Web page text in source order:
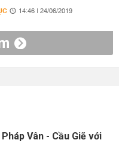
14:46 | 24/06/2019
Vân - Cầu Giẽ với